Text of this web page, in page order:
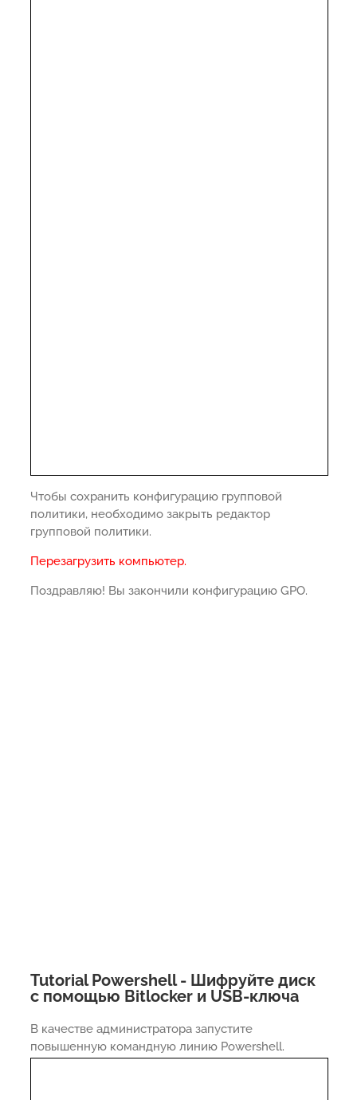
Чтобы сохранить конфигурацию групповой
политики, необходимо закрыть редактор
групповой политики.
Перезагрузить компьютер.
Поздравляю! Вы закончили конфигурацию GPO.
Tutorial Powershell - Шифруйте диск
с помощью Bitlocker и USB-ключа
В качестве администратора запустите
повышенную командную линию Powershell.